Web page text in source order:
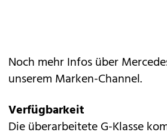
Noch mehr Infos über
unserem Marken-Channel.
Verfügbarkeit
Die überarbeitete G-Klasse